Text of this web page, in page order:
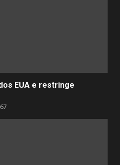
EUA e restringe
67